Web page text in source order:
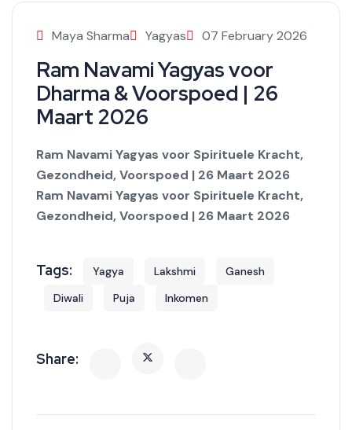
Ram Navami Yagyas voor
Dharma & Voorspoed | 26
Maart 2026
Maya Sharma Yagyas 07 February 2026
Ram Navami Yagyas voor Spirituele Kracht,
Gezondheid, Voorspoed | 26 Maart 2026
Ram Navami Yagyas voor Spirituele Kracht,
Gezondheid, Voorspoed | 26 Maart 2026
Yagya Lakshmi
Ganesh
Diwali
Puja Inkomen